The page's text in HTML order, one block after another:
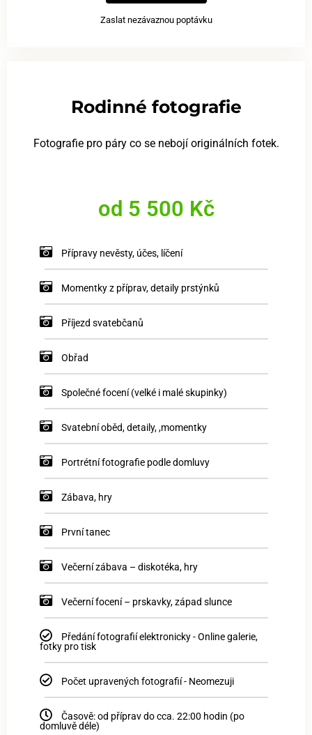
Zaslat nezávaznou poptávku
Rodinné fotografie
Fotografie pro páry co se nebojí originálních fotek.
od 5 500 Kč
Přípravy nevěsty, účes, líčení
Momentky z příprav, detaily prstýnků
Příjezd svatebčanů
Obřad
Společné focení (velké i malé skupinky)
Svatební oběd, detaily, ,momentky
Portrétní fotografie podle domluvy
Zábava, hry
První tanec
Večerní zábava – diskotéka, hry
Večerní focení – prskavky, západ slunce
Předání fotografií elektronicky - Online galerie,
fotky pro tisk
Počet upravených fotografií - Neomezuji
Časově: od příprav do cca. 22:00 hodin (po
domluvě déle)